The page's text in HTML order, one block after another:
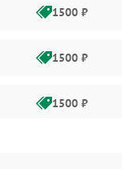
1500 ₽
1500 ₽
1500 ₽